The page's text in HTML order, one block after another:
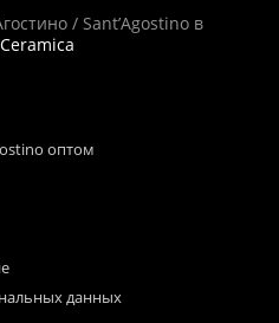
/ Sant’Agostino в
оптом
данных